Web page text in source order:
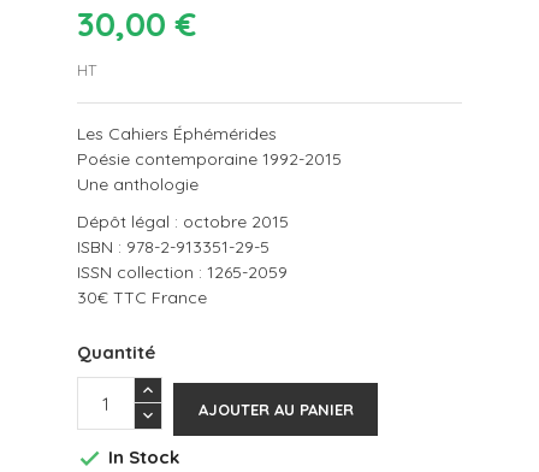
30,00 €
HT
Les Cahiers Éphémérides
Poésie contemporaine 1992-2015
Une anthologie
Dépôt légal : octobre 2015
ISBN : 978-2-913351-29-5
ISSN collection : 1265-2059
30€ TTC France
Quantité
AJOUTER AU PANIER
 In Stock